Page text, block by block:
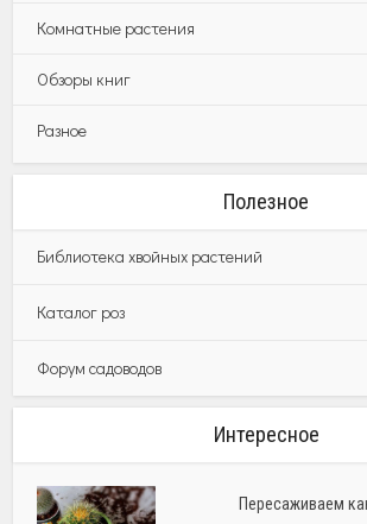
Комнатные растения
Обзоры книг
Разное
Полезное
Библиотека хвойных растений
Каталог роз
Форум садоводов
Интересное
Пересаживаем